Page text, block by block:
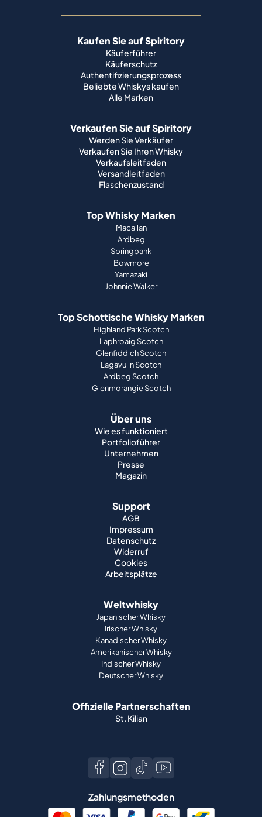
Kaufen Sie auf Spiritory
Käuferführer
Käuferschutz
Authentifizierungsprozess
Beliebte Whiskys kaufen
Alle Marken
Verkaufen Sie auf Spiritory
Werden Sie Verkäufer
Verkaufen Sie Ihren Whisky
Verkaufsleitfaden
Versandleitfaden
Flaschenzustand
Top Whisky Marken
Macallan
Ardbeg
Springbank
Bowmore
Yamazaki
Johnnie Walker
Top Schottische Whisky Marken
Highland Park Scotch
Laphroaig Scotch
Glenfiddich Scotch
Lagavulin Scotch
Ardbeg Scotch
Glenmorangie Scotch
Über uns
Wie es funktioniert
Portfolioführer
Unternehmen
Presse
Magazin
Support
AGB
Impressum
Datenschutz
Widerruf
Cookies
Arbeitsplätze
Weltwhisky
Japanischer Whisky
Irischer Whisky
Kanadischer Whisky
Amerikanischer Whisky
Indischer Whisky
Deutscher Whisky
Offizielle Partnerschaften
St. Kilian
Zahlungsmethoden